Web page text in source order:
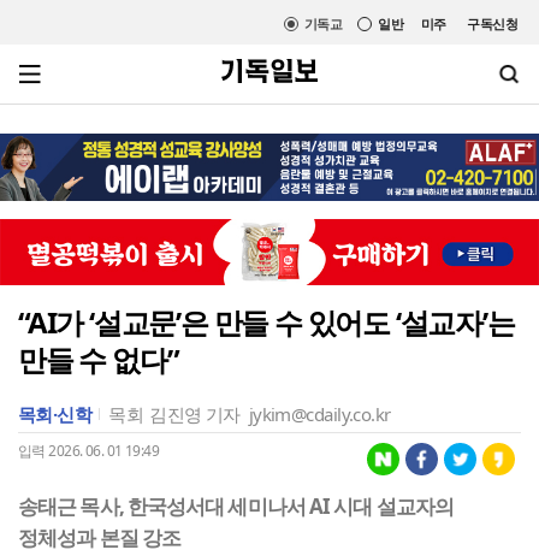
미주 구독신청
일반
기독교
“AI가 ‘설교문’은 만들 수 있어도 ‘설교자’는
만들 수 없다”
목회·신학 목회 김진영 기자 jykim@cdaily.co.kr
입력 2026. 06. 01 19:49
송태근 목사, 한국성서대 세미나서 AI 시대 설교자의
정체성과 본질 강조